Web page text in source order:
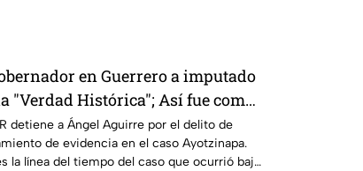
en Guerrero a imputado
"Verdad Histórica"; Así fue como
Aguirre obstruyó la justicia en
Ayotzinapa
detiene a Ángel Aguirre por el delito de
de evidencia en el caso Ayotzinapa.
la línea del tiempo del caso que ocurrió bajo